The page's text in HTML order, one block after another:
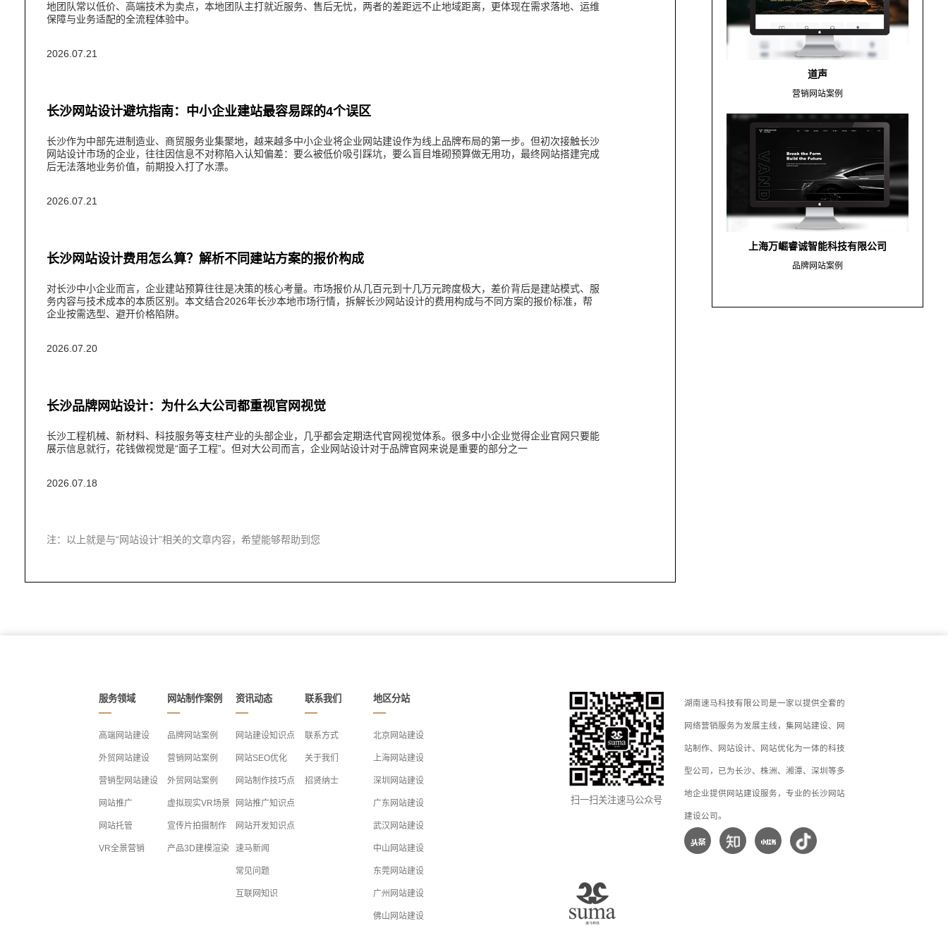
地团队常以低价、高端技术为卖点，本地团队主打就近服务、售后无忧，两者的差距远不止地域距离，更体现在需求落地、运维
保障与业务适配的全流程体验中。
2026.07.21
长沙网站设计避坑指南：中小企业建站最容易踩的4个误区
​长沙作为中部先进制造业、商贸服务业集聚地，越来越多中小企业将企业网站建设作为线上品牌布局的第一步。但初次接触长沙
网站设计市场的企业，往往因信息不对称陷入认知偏差：要么被低价吸引踩坑，要么盲目堆砌预算做无用功，最终网站搭建完成
后无法落地业务价值，前期投入打了水漂。
2026.07.21
长沙网站设计费用怎么算？解析不同建站方案的报价构成
对长沙中小企业而言，企业建站预算往往是决策的核心考量。市场报价从几百元到十几万元跨度极大，差价背后是建站模式、服
务内容与技术成本的本质区别。本文结合2026年长沙本地市场行情，拆解长沙网站设计​的费用构成与不同方案的报价标准，帮
企业按需选型、避开价格陷阱。
2026.07.20
长沙品牌网站设计：为什么大公司都重视官网视觉
长沙工程机械、新材料、科技服务等支柱产业的头部企业，几乎都会定期迭代官网视觉体系。很多中小企业觉得企业官网只要能
展示信息就行，花钱做视觉是“面子工程”。但对大公司而言，企业网站设计​对于品牌官网来说是重要的部分之一
2026.07.18
注：以上就是与“网站设计”相关的文章内容，希望能够帮助到您
道声
营销网站案例
上海万崛睿诚智能科技有限公司
品牌网站案例
服务领域
高端网站建设
外贸网站建设
营销型网站建设
网站推广
网站托管
VR全景营销
网站制作案例
品牌网站案例
营销网站案例
外贸网站案例
虚拟现实VR场景
宣传片拍摄制作
产品3D建模渲染
资讯动态
网站建设知识点
网站SEO优化
网站制作技巧点
网站推广知识点
网站开发知识点
速马新闻
常见问题
互联网知识
联系我们
联系方式
关于我们
招贤纳士
地区分站
北京网站建设
上海网站建设
深圳网站建设
广东网站建设
武汉网站建设
中山网站建设
东莞网站建设
广州网站建设
佛山网站建设
扫一扫关注速马公众号
湖南速马科技有限公司是一家以提供全套的
网络营销服务为发展主线，集网站建设、网
站制作、网站设计、网站优化为一体的科技
型公司，已为长沙、株洲、湘潭、深圳等多
地企业提供网站建设服务，专业的长沙网站
建设公司。